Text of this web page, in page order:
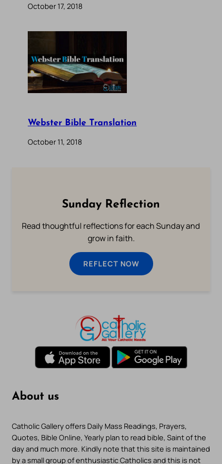
October 17, 2018
Webster Bible Translation
October 11, 2018
Sunday Reflection
Read thoughtful reflections for each Sunday and
grow in faith.
REFLECT NOW
About us
Catholic Gallery offers Daily Mass Readings, Prayers,
Quotes, Bible Online, Yearly plan to read bible, Saint of the
day and much more. Kindly note that this site is maintained
by a small group of enthusiastic Catholics and this is not